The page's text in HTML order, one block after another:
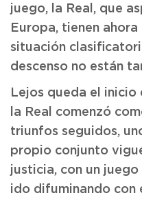
juego, la Real, que
Europa, tienen
situación
descenso no están
Lejos queda el
la Real comenzó
triunfos seguidos,
propio conjunto
justicia, con un
ido difuminando con